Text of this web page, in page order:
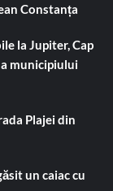
Constanța
la Jupiter, Cap
municipiului
Plajei din
un caiac cu